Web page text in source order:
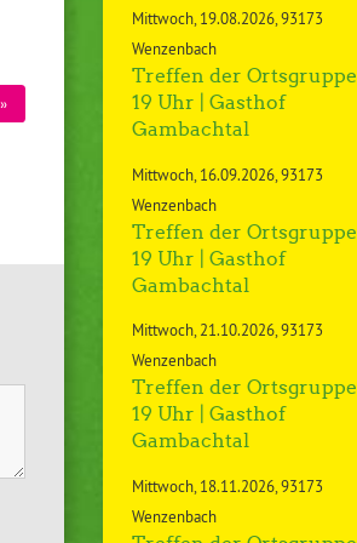
Mittwoch 19.08.2026 93173
Wenzenbach
Treffen der Ortsgruppe |
19 Uhr | Gasthof
Gambachtal
Mittwoch 16.09.2026 93173
Wenzenbach
Treffen der Ortsgruppe |
19 Uhr | Gasthof
Gambachtal
Mittwoch 21.10.2026 93173
Wenzenbach
Treffen der Ortsgruppe |
19 Uhr | Gasthof
Gambachtal
Mittwoch 18.11.2026 93173
Wenzenbach